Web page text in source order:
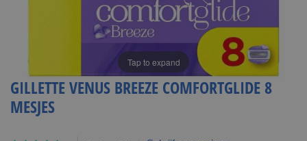
Tap to expand
GILLETTE VENUS BREEZE COMFORTGLIDE 8
MESJES